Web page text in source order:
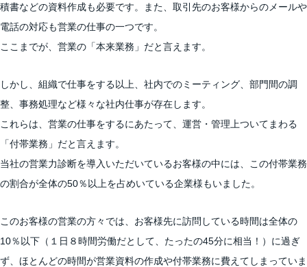
積書などの資料作成も必要です。また、取引先のお客様からのメールや
電話の対応も営業の仕事の一つです。
ここまでが、営業の「本来業務」だと言えます。
しかし、組織で仕事をする以上、社内でのミーティング、部門間の調
整、事務処理など様々な社内仕事が存在します。
これらは、営業の仕事をするにあたって、運営・管理上ついてまわる
「付帯業務」だと言えます。
当社の営業力診断を導入いただいているお客様の中には、この付帯業務
の割合が全体の50％以上を占めいている企業様もいました。
このお客様の営業の方々では、お客様先に訪問している時間は全体の
10％以下（１日８時間労働だとして、たったの45分に相当！）に過ぎ
ず、ほとんどの時間が営業資料の作成や付帯業務に費えてしまっていま